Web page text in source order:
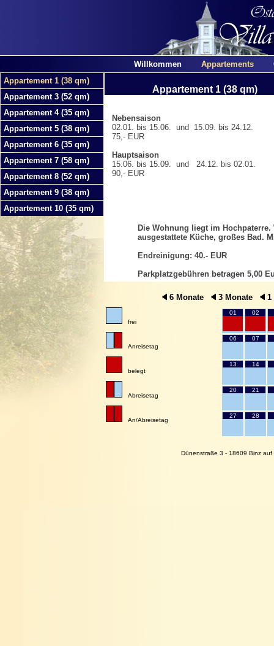
Willkommen Appartements
Appartement 1 (38 qm)
Appartement 3 (52 qm)
Appartement 4 (35 qm)
Appartement 5 (38 qm)
Appartement 6 (35 qm)
Appartement 7 (58 qm)
Appartement 8 (52 qm)
Appartement 9 (38 qm)
Appartement 10 (35 qm)
Appartement 1 (38 qm)
Nebensaison
02.01. bis 15.06. und 15.09. bis 24.12.
75,- EUR
Hauptsaison
15.06. bis 15.09. und 24.12. bis 02.01.
90,- EUR
Die Wohnung liegt im
ausgestattete Küche, großes Bad.
Endreinigung: 40.- EUR
Parkplatzgebühren betragen 5,00
6 Monate 3 Monate 1
frei
Anreisetag
belegt
Abreisetag
An/Abreisetag
01 02
06 07
13 14
20 21
27 28
Dünenstraße 3 - 18609 Binz